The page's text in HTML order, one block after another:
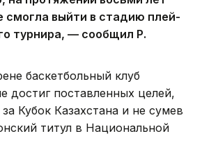
смогла выйти в стадию плей-
турнира, — сообщил Р.
баскетбольный клуб
достиг поставленных целей,
Кубок Казахстана и не сумев
титул в Национальной